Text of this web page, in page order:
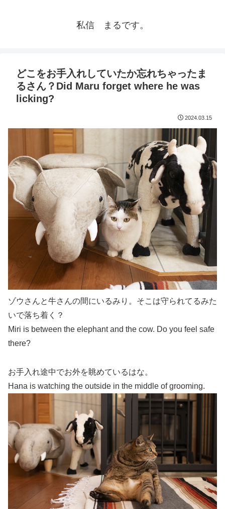
私信 まるです。
どこをお手入れしていたか忘れちゃったま
るさん？Did Maru forget where he was
licking?
2024.03.15
ゾウさんと牛さんの間にいるみり。そこは守られてるみた
いで落ち着く？
Miri is between the elephant and the cow. Do you feel safe
there?
お手入れ途中でお外を眺めているはな。
Hana is watching the outside in the middle of grooming.